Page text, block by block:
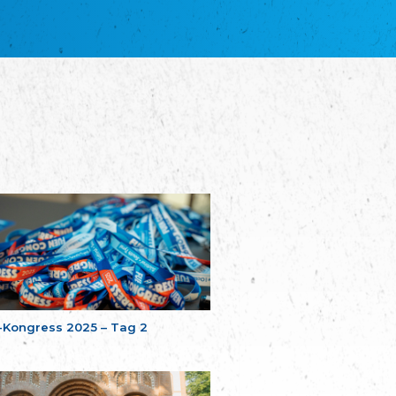
Kongress 2025 – Tag 2
благотворительных обществ
Bund der Russischen Bildungs- und
Plataforma per la Llengua
Komitee für regionale Aktion in Bretagne
EL - le Mouvement d'Alsace-Lorraine
Elsaß-Lothringischer Volksbund EL
Skol Uhel Ar Vro – Institut Culturel de
Bretagne
Kulturinstitut der Bretagne (ICB)
Unser Land
Unser Land
Svenska Finlands folkting/Folktinget
Assoziation der Deutschen Georgiens